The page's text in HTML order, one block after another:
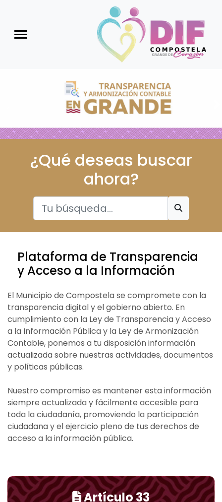
¿Qué deseas buscar
ahora?
Plataforma de Transparencia
y Acceso a la Información
El Municipio de Compostela se compromete con la
transparencia digital y el gobierno abierto. En
cumplimiento con la Ley de Transparencia y Acceso
a la Información Pública y la Ley de Armonización
Contable, ponemos a tu disposición información
actualizada sobre nuestras actividades, documentos
y políticas públicas.
Nuestro compromiso es mantener esta información
siempre actualizada y fácilmente accesible para
toda la ciudadanía, promoviendo la participación
ciudadana y el ejercicio pleno de tus derechos de
acceso a la información pública.
Artículo 33